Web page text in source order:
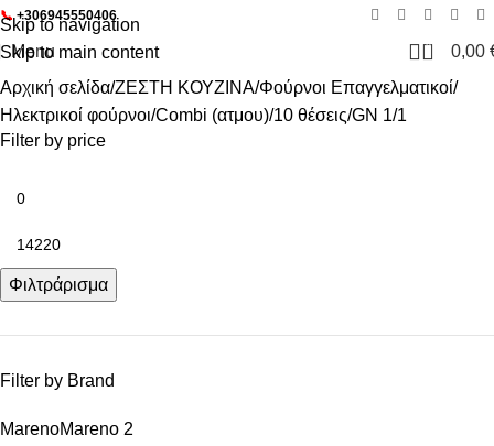
Skip to navigation
Skip to main content
📞 +306945550406
Menu 0 0,00
Αρχική σελίδα ΖΕΣΤΗ ΚΟΥΖΙΝΑ Φούρνοι Επαγγελματικοί
Ηλεκτρικοί φούρνοι Combi (ατμου) 10 θέσεις GN 1/1
Filter by price
Φιλτράρισμα
Filter by Brand
MarenoMareno 2